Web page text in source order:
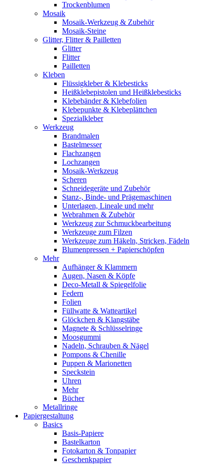
Trockenblumen
Mosaik
Mosaik-Werkzeug & Zubehör
Mosaik-Steine
Glitter, Flitter & Pailletten
Glitter
Flitter
Pailletten
Kleben
Flüssigkleber & Klebesticks
Heißklebepistolen und Heißklebesticks
Klebebänder & Klebefolien
Klebepunkte & Klebeplättchen
Spezialkleber
Werkzeug
Brandmalen
Bastelmesser
Flachzangen
Lochzangen
Mosaik-Werkzeug
Scheren
Schneidegeräte und Zubehör
Stanz-, Binde- und Prägemaschinen
Unterlagen, Lineale und mehr
Webrahmen & Zubehör
Werkzeug zur Schmuckbearbeitung
Werkzeuge zum Filzen
Werkzeuge zum Häkeln, Stricken, Fädeln
Blumenpressen + Papierschöpfen
Mehr
Aufhänger & Klammern
Augen, Nasen & Köpfe
Deco-Metall & Spiegelfolie
Federn
Folien
Füllwatte & Watteartikel
Glöckchen & Klangstäbe
Magnete & Schlüsselringe
Moosgummi
Nadeln, Schrauben & Nägel
Pompons & Chenille
Puppen & Marionetten
Speckstein
Uhren
Mehr
Bücher
Metallringe
Papiergestaltung
Basics
Basis-Papiere
Bastelkarton
Fotokarton & Tonpapier
Geschenkpapier